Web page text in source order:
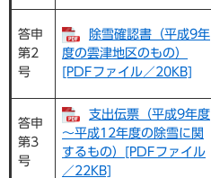
答申
第2
号
除雪確認書（平成9年
度の雲津地区のもの）
[PDFファイル／20KB]
答申
第3
号
支出伝票（平成9年度
～平成12年度の除雪に関
するもの）[PDFファイル
／22KB]